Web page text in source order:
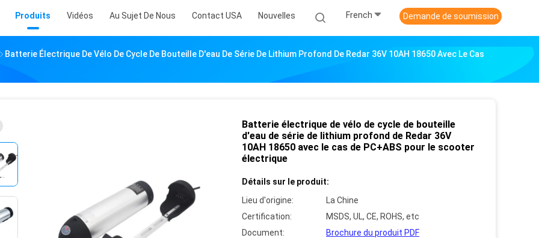
Produits Vidéos Au Sujet De Nous Contact USA Nouvelles French Demande de soumission
Batterie Électrique De Vélo De Cycle De Bouteille D'eau De Série De Lithium Profond De Redar 36V 10AH 18650 Avec Le Cas
Batterie électrique de vélo de cycle de bouteille
d'eau de série de lithium profond de Redar 36V
10AH 18650 avec le cas de PC+ABS pour le scooter
électrique
Détails sur le produit:
Lieu d'origine:
La Chine
Certification:
MSDS, UL, CE, ROHS, etc
Document:
Brochure du produit PDF